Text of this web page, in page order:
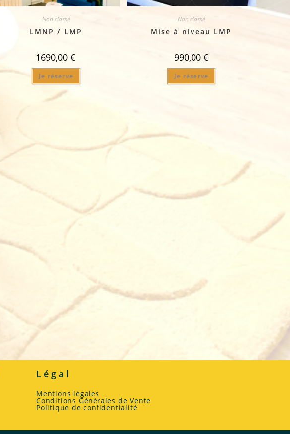
Non classé
LMNP / LMP
1690,00€
Je réserve
Non classé
Mise à niveau LMP
990,00 €
Je réserve
Légal
Mentions légales
Conditions Générales de Vente
Politique de confidentialité